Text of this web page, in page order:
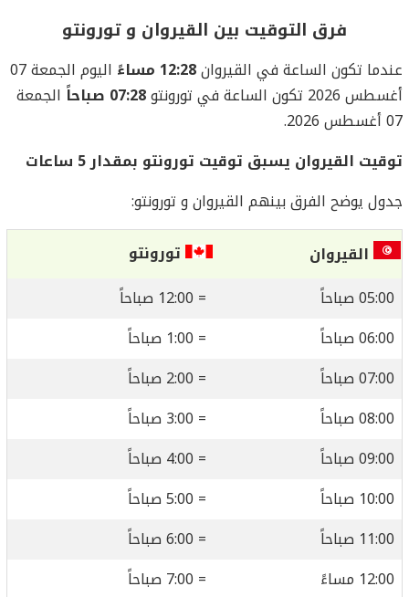
فرق التوقيت بين القيروان و تورونتو
عندما تكون الساعة في القيروان12:28 مساءً
اليوم الجمعة 07
أغسطس 2026 تكون الساعة في تورونتو
07:28 صباحاً
الجمعة
07 أغسطس 2026.
توقيت القيروان يسبق توقيت تورونتو بمقدار 5 ساعات
جدول يوضح الفرق بينهم القيروان و تورونتو:
القيروان
تورونتو
05:00 صباحاً
= 12:00 صباحاً
06:00 صباحاً
= 1:00 صباحاً
07:00 صباحاً
= 2:00 صباحاً
08:00 صباحاً
= 3:00 صباحاً
09:00 صباحاً
= 4:00 صباحاً
10:00 صباحاً
= 5:00 صباحاً
11:00 صباحاً
= 6:00 صباحاً
12:00 مساءً
= 7:00 صباحاً